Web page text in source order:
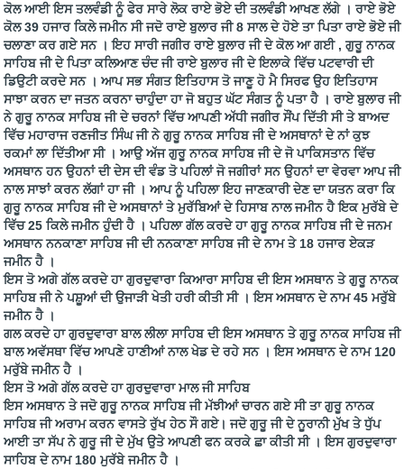
ਕੋਲ ਆਈ ਇਸ ਤਲਵੰਡੀ ਨੂੰ ਫੇਰ ਸਾਰੇ ਲੋਕ ਰਾਏ ਭੋਏ ਦੀ ਤਲਵੰਡੀ ਆਖਣ ਲੱਗੇ । ਰਾਏ ਭੋਏ
ਕੋਲ 39 ਹਜਾਰ ਕਿਲੇ ਜਮੀਨ ਸੀ ਜਦੋ ਰਾਏ ਬੁਲਾਰ ਜੀ 8 ਸਾਲ ਦੇ ਹੋਏ ਤਾ ਪਿਤਾ ਰਾਏ ਭੋਏ ਜੀ
ਚਲਾਣਾ ਕਰ ਗਏ ਸਨ । ਇਹ ਸਾਰੀ ਜਗੀਰ ਰਾਏ ਬੁਲਾਰ ਜੀ ਦੇ ਕੋਲ ਆ ਗਈ , ਗੁਰੂ ਨਾਨਕ
ਸਾਹਿਬ ਜੀ ਦੇ ਪਿਤਾ ਕਲਿਆਣ ਚੰਦ ਜੀ ਰਾਏ ਬੁਲਾਰ ਜੀ ਦੇ ਇਲਾਕੇ ਵਿੱਚ ਪਟਵਾਰੀ ਦੀ
ਡਿਉਟੀ ਕਰਦੇ ਸਨ । ਆਪ ਸਭ ਸੰਗਤ ਇਤਿਹਾਸ ਤੋ ਜਾਣੂ ਹੋ ਮੈ ਸਿਰਫ ਉਹ ਇਤਿਹਾਸ
ਸਾਝਾ ਕਰਨ ਦਾ ਜਤਨ ਕਰਨਾ ਚਾਹੁੰਦਾ ਹਾ ਜੋ ਬਹੁਤ ਘੱਟ ਸੰਗਤ ਨੂੰ ਪਤਾ ਹੈ । ਰਾਏ ਬੁਲਾਰ ਜੀ
ਨੇ ਗੁਰੂ ਨਾਨਕ ਸਾਹਿਬ ਜੀ ਦੇ ਚਰਨਾਂ ਵਿੱਚ ਆਪਣੀ ਅੱਧੀ ਜਗੀਰ ਸੌਂਪ ਦਿੱਤੀ ਸੀ ਤੇ ਬਾਅਦ
ਵਿੱਚ ਮਹਾਰਾਜ ਰਣਜੀਤ ਸਿੰਘ ਜੀ ਨੇ ਗੁਰੂ ਨਾਨਕ ਸਾਹਿਬ ਜੀ ਦੇ ਅਸਥਾਨਾਂ ਦੇ ਨਾਂ ਕੁਝ
ਰਕਮਾਂ ਲਾ ਦਿੱਤੀਆ ਸੀ । ਆਉ ਅੱਜ ਗੁਰੂ ਨਾਨਕ ਸਾਹਿਬ ਜੀ ਦੇ ਜੋ ਪਾਕਿਸਤਾਨ ਵਿੱਚ
ਅਸਥਾਨ ਹਨ ਉਹਨਾਂ ਦੀ ਦੇਸ ਦੀ ਵੰਡ ਤੋ ਪਹਿਲਾਂ ਜੋ ਜਗੀਰਾਂ ਸਨ ਉਹਨਾਂ ਦਾ ਵੇਰਵਾ ਆਪ ਜੀ
ਨਾਲ ਸਾਝਾਂ ਕਰਨ ਲੱਗਾਂ ਹਾ ਜੀ । ਆਪ ਨੂੰ ਪਹਿਲਾ ਇਹ ਜਾਣਕਾਰੀ ਦੇਣ ਦਾ ਯਤਨ ਕਰਾ ਕਿ
ਗੁਰੂ ਨਾਨਕ ਸਾਹਿਬ ਜੀ ਦੇ ਅਸਥਾਨਾਂ ਤੇ ਮੁਰੱਬਿਆਂ ਦੇ ਹਿਸਾਬ ਨਾਲ ਜਮੀਨ ਹੈ ਇਕ ਮੁਰੱਬੇ ਦੇ
ਵਿੱਚ 25 ਕਿਲੇ ਜਮੀਨ ਹੁੰਦੀ ਹੈ । ਪਹਿਲਾ ਗੱਲ ਕਰਦੇ ਹਾ ਗੁਰੂ ਨਾਨਕ ਸਾਹਿਬ ਜੀ ਦੇ ਜਨਮ
ਅਸਥਾਨ ਨਨਕਾਣਾ ਸਾਹਿਬ ਜੀ ਦੀ ਨਨਕਾਣਾ ਸਾਹਿਬ ਜੀ ਦੇ ਨਾਮ ਤੇ 18 ਹਜਾਰ ਏਕੜ
ਜਮੀਨ ਹੈ ।
ਇਸ ਤੋ ਅਗੇ ਗੱਲ ਕਰਦੇ ਹਾ ਗੁਰਦੁਵਾਰਾ ਕਿਆਰਾ ਸਾਹਿਬ ਦੀ ਇਸ ਅਸਥਾਨ ਤੇ ਗੁਰੂ ਨਾਨਕ
ਸਾਹਿਬ ਜੀ ਨੇ ਪਸ਼ੂਆਂ ਦੀ ਉਜਾੜੀ ਖੇਤੀ ਹਰੀ ਕੀਤੀ ਸੀ । ਇਸ ਅਸਥਾਨ ਦੇ ਨਾਮ 45 ਮਰੁੱਬੇ
ਜਮੀਨ ਹੈ ।
ਗਲ ਕਰਦੇ ਹਾ ਗੁਰਦੁਵਾਰਾ ਬਾਲ ਲੀਲਾ ਸਾਹਿਬ ਦੀ ਇਸ ਅਸਥਾਨ ਤੇ ਗੁਰੂ ਨਾਨਕ ਸਾਹਿਬ ਜੀ
ਬਾਲ ਅਵੱਸਥਾ ਵਿੱਚ ਆਪਣੇ ਹਾਣੀਆਂ ਨਾਲ ਖੇਡ ਦੇ ਰਹੇ ਸਨ । ਇਸ ਅਸਥਾਨ ਦੇ ਨਾਮ 120
ਮਰੁੱਬੇ ਜਮੀਨ ਹੈ ।
ਇਸ ਤੋ ਅਗੇ ਗੱਲ ਕਰਦੇ ਹਾ ਗੁਰਦੁਵਾਰਾ ਮਾਲ ਜੀ ਸਾਹਿਬ
ਇਸ ਅਸਥਾਨ ਤੇ ਜਦੋ ਗੁਰੂ ਨਾਨਕ ਸਾਹਿਬ ਜੀ ਮੱਝੀਆਂ ਚਾਰਨ ਗਏ ਸੀ ਤਾ ਗੁਰੂ ਨਾਨਕ
ਸਾਹਿਬ ਜੀ ਅਰਾਮ ਕਰਨ ਵਾਸਤੇ ਰੁੱਖ ਹੇਠ ਸੌ ਗਏ। ਜਦੋ ਗੁਰੂ ਜੀ ਦੇ ਨੂਰਾਨੀ ਮੁੱਖ ਤੇ ਧੁੱਪ
ਆਈ ਤਾ ਸੱਪ ਨੇ ਗੁਰੂ ਜੀ ਦੇ ਮੁੱਖ ਉਤੇ ਆਪਣੀ ਫਨ ਕਰਕੇ ਛਾ ਕੀਤੀ ਸੀ । ਇਸ ਗੁਰਦੁਵਾਰਾ
ਸਾਹਿਬ ਦੇ ਨਾਮ 180 ਮੁਰੱਬੇ ਜਮੀਨ ਹੈ ।